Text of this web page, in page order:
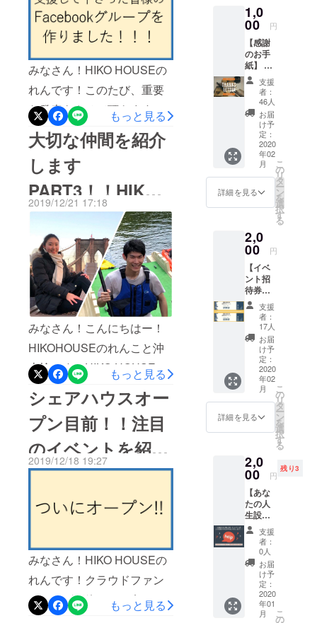
～今年はみなさんにとって
どんな１年でしたか？僕は
やはり、人生が変わった１
年でした。（これ毎年言っ
てます笑）でも実際、１年
前に自分がシェアハウスを
立ち上げるなんて想像さえ
していなかったし、180°人
生が変わったなぁと思って
ます。そして、みなさんに
たくさん支えられた年でし
た。だからこそ！これから
も沖本は頑張っていきます
のでぜひ楽しみながら見
守ってください～！
※Facebookグループに招待
されてない方は、下記の
「おきもとれん」をフォ
ローの上ご連絡ください！
https://www.facebook.com/pr
ofile.php?
id=100008646063638では
みなさん！良いお年を！
さい！！
みなさん！HIKO HOUSEの
れんです！このたび、重要
な発表をさせて頂きます！
つきましては、Campfireで
の活動報告はこれでおそら
く最後になります。そのた
め、みなさん、ぜひとも！
Facebookページに入ってく
ださい！！理由としては、
Web投稿よりFacebookの方
がコメントがしやすいから
です！近況報告はもちろ
ん、困ったことや知らない
ことを相談させてくださ
い！これからも僕たちのこ
とをHIKO HOUSEのことを
応援して下さるみなさん！
ぜひFacebbokページに入っ
てください！Facebookでつ
ながってない方や、こちら
の不手際で招待が来てない
のFacebookにご連絡して頂
せて頂きます！！
https://www.facebook.com/pr
ofile.php?
id=100008646063638ぜひ
もっと見る
大切な仲間を紹介
します
PART3！！HIKO
HOUSE立ち上げ
メンバー紹介を2
人ご紹介
2019/12/21 17:18
みなさん！こんにちはー！
HIKOHOUSEのれんこと沖
本怜です！HIKO HOUSEは
2020年1月1日に正式オープ
ンすることが決定しまし
た！つまり、シェアハウス
オープン残り10日です！も
う残り10日か・・・。あれ
していたシェアハウスの
と、どきどきわくわくそわ
そわで落ち着かない。もし
かしたら僕以外にも、自分
事かのようにオープンを楽
もっと見る
シェアハウスオー
プン目前！！注目
のイベントを紹介
します！
2019/12/18 19:27
みなさん！HIKO HOUSEの
れんです！クラウドファン
ディングが終わり一息つく
間に、シェアハウスがオー
もっと見る
1,0
00 円
【感謝
のお手
紙】 ・
感謝の
お手紙
・シェ
アハウ
ス記念
ボード
に記名
→「応
援した
いだ
け」
「手紙
だけで
という
方向け
です。
金額の
上乗せ
は自由
です。
少しで
も上乗
せいた
だける
と励み
になり
ます！
※3000
円以上
の場合
支援を
お願い
しま
す。 ※
備考欄
に必ず
お名前
と住所
をご記
入くだ
さい。
※手紙で
はなく
メール
やSNS
支援
者：
46人
お届
け予
定：
2020
年02
月
詳細を見る
こ
の
リ
タ
ー
ン
を
選
択
す
る
2,0
00 円
【イベ
ント招
待券】
・毎月
の国際
交流イ
ベント
への招
待券2枚
入り
（2020
年12月
まで1年
間有
効） ・
シェア
記念
ボード
に記名
→彦根
で開催
するイ
ベント
に行っ
てみた
い！と
いう方
向けで
す！ イ
ベント
は、基
支援
者：
17人
お届
け予
定：
2020
年02
月
詳細を見る
こ
の
リ
タ
ー
ン
を
選
択
す
る
2,0
00 円
残り3
【あな
たの人
生設計
をお手
伝いし
す！】
HIKOH
OUSE
メン
バーが
支援
者：
0人
お届
け予
定：
2020
年01
月
こ
の